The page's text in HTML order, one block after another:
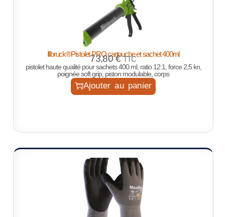
Illbruck®Pistolet PRO cartouche et sachet 400ml
73,80€ TTC
pistolet haute qualité pour sachets 400 ml, ratio 12:1, force 2,5 kn,
poignée soft grip, piston modulable, corps
Ajouter au panier